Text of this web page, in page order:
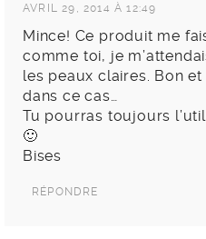
AVRIL 29, 2014 À 12:49
Mince! Ce produit me
comme toi, je
les peaux claires. Bon
dans ce cas…
Tu pourras toujours
🙂
Bises
RÉPONDRE